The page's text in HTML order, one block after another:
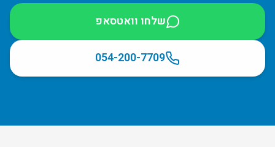
שלחו וואטסאפ
054-200-7709